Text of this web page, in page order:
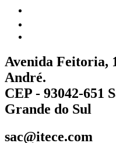
Avenida Feitoria,
André.
CEP - 93042-651
Grande do Sul
sac@itece.com